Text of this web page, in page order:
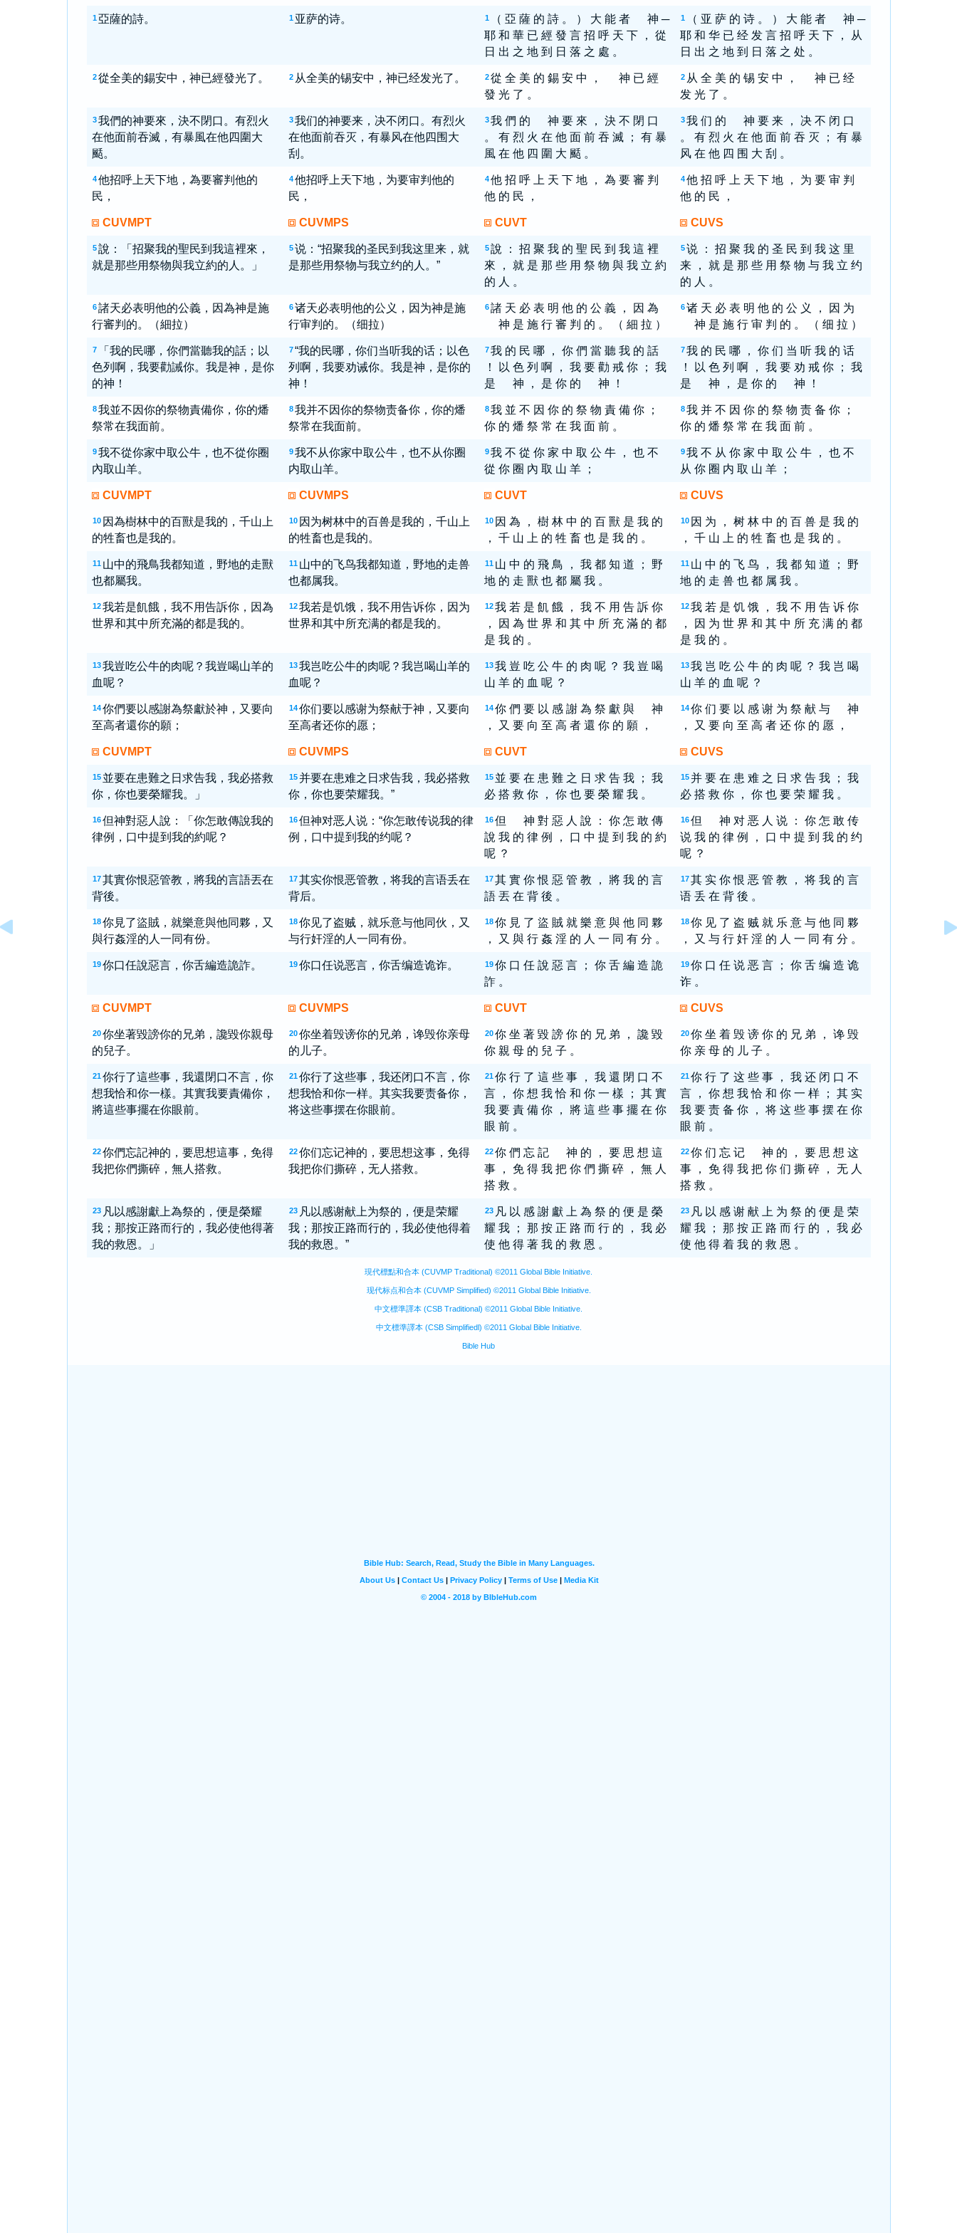
1 亞薩的詩。 1 亚萨的诗。 1
（ 亞 薩 的 詩 。 ） 大 能 者 神 ─
耶 和 華 已 經 發 言 招 呼 天 下 ， 從
日 出 之 地 到 日 落 之 處 。
1
（ 亚 萨 的 诗 。 ） 大 能 者 神 ─
耶 和 华 已 经 发 言 招 呼 天 下 ， 从
日 出 之 地 到 日 落 之 处 。
2 從全美的錫安中，神已經發光了。 2 从全美的锡安中，神已经发光了。 2 從 全 美 的 錫 安 中 ， 神 已 經
發 光 了 。
2 从 全 美 的 锡 安 中 ， 神 已 经
发 光 了 。
3 我們的神要來，決不閉口。有烈火
在他面前吞滅，有暴風在他四圍大
颳。
3 我们的神要来，决不闭口。有烈火
在他面前吞灭，有暴风在他四围大
刮。
3 我 們 的 神 要 來 ， 決 不 閉 口
。 有 烈 火 在 他 面 前 吞 滅 ； 有 暴
風 在 他 四 圍 大 颳 。
3 我 们 的 神 要 来 ， 决 不 闭 口
。 有 烈 火 在 他 面 前 吞 灭 ； 有 暴
风 在 他 四 围 大 刮 。
4 他招呼上天下地，為要審判他的
民，
4 他招呼上天下地，为要审判他的
民，
4 他 招 呼 上 天 下 地 ， 為 要 審 判
他 的 民 ，
4 他 招 呼 上 天 下 地 ， 为 要 审 判
他 的 民 ，
CUVMPT CUVMPS CUVT CUVS
5 說：「招聚我的聖民到我這裡來，
就是那些用祭物與我立約的人。」
5 说：“招聚我的圣民到我这里来，就
是那些用祭物与我立约的人。”
5 說 ： 招 聚 我 的 聖 民 到 我 這 裡
來 ， 就 是 那 些 用 祭 物 與 我 立 約
的 人 。
5 说 ： 招 聚 我 的 圣 民 到 我 这 里
来 ， 就 是 那 些 用 祭 物 与 我 立 约
的 人 。
6 諸天必表明他的公義，因為神是施
行審判的。（細拉）
6 诸天必表明他的公义，因为神是施
行审判的。（细拉）
6 諸 天 必 表 明 他 的 公 義 ， 因 為
神 是 施 行 審 判 的 。 （ 細 拉 ）
6 诸 天 必 表 明 他 的 公 义 ， 因 为
神 是 施 行 审 判 的 。 （ 细 拉 ）
7
「我的民哪，你們當聽我的話；以
色列啊，我要勸誡你。我是神，是你
的神！
7 “我的民哪，你们当听我的话；以色
列啊，我要劝诫你。我是神，是你的
神！
7 我 的 民 哪 ， 你 們 當 聽 我 的 話
！ 以 色 列 啊 ， 我 要 勸 戒 你 ； 我
是 神 ， 是 你 的 神 ！
7 我 的 民 哪 ， 你 们 当 听 我 的 话
！ 以 色 列 啊 ， 我 要 劝 戒 你 ； 我
是 神 ， 是 你 的 神 ！
8 我並不因你的祭物責備你，你的燔
祭常在我面前。
8 我并不因你的祭物责备你，你的燔
祭常在我面前。
8 我 並 不 因 你 的 祭 物 責 備 你 ；
你 的 燔 祭 常 在 我 面 前 。
8 我 并 不 因 你 的 祭 物 责 备 你 ；
你 的 燔 祭 常 在 我 面 前 。
9 我不從你家中取公牛，也不從你圈
內取山羊。
9 我不从你家中取公牛，也不从你圈
内取山羊。
9 我 不 從 你 家 中 取 公 牛 ， 也 不
從 你 圈 內 取 山 羊 ；
9 我 不 从 你 家 中 取 公 牛 ， 也 不
从 你 圈 内 取 山 羊 ；
CUVMPT CUVMPS CUVT CUVS
10 因為樹林中的百獸是我的，千山上
的牲畜也是我的。
10 因为树林中的百兽是我的，千山上
的牲畜也是我的。
10 因 為 ， 樹 林 中 的 百 獸 是 我 的
， 千 山 上 的 牲 畜 也 是 我 的 。
10 因 为 ， 树 林 中 的 百 兽 是 我 的
， 千 山 上 的 牲 畜 也 是 我 的 。
11 山中的飛鳥我都知道，野地的走獸
也都屬我。
11 山中的飞鸟我都知道，野地的走兽
也都属我。
11 山 中 的 飛 鳥 ， 我 都 知 道 ； 野
地 的 走 獸 也 都 屬 我 。
11 山 中 的 飞 鸟 ， 我 都 知 道 ； 野
地 的 走 兽 也 都 属 我 。
12 我若是飢餓，我不用告訴你，因為
世界和其中所充滿的都是我的。
12 我若是饥饿，我不用告诉你，因为
世界和其中所充满的都是我的。
12 我 若 是 飢 餓 ， 我 不 用 告 訴 你
， 因 為 世 界 和 其 中 所 充 滿 的 都
是 我 的 。
12 我 若 是 饥 饿 ， 我 不 用 告 诉 你
， 因 为 世 界 和 其 中 所 充 满 的 都
是 我 的 。
13 我豈吃公牛的肉呢？我豈喝山羊的
血呢？
13 我岂吃公牛的肉呢？我岂喝山羊的
血呢？
13 我 豈 吃 公 牛 的 肉 呢 ？ 我 豈 喝
山 羊 的 血 呢 ？
13 我 岂 吃 公 牛 的 肉 呢 ？ 我 岂 喝
山 羊 的 血 呢 ？
14 你們要以感謝為祭獻於神，又要向
至高者還你的願；
14 你们要以感谢为祭献于神，又要向
至高者还你的愿；
14 你 們 要 以 感 謝 為 祭 獻 與 神
， 又 要 向 至 高 者 還 你 的 願 ，
14 你 们 要 以 感 谢 为 祭 献 与 神
， 又 要 向 至 高 者 还 你 的 愿 ，
CUVMPT CUVMPS CUVT CUVS
15 並要在患難之日求告我，我必搭救
你，你也要榮耀我。」
15 并要在患难之日求告我，我必搭救
你，你也要荣耀我。”
15 並 要 在 患 難 之 日 求 告 我 ； 我
必 搭 救 你 ， 你 也 要 榮 耀 我 。
15 并 要 在 患 难 之 日 求 告 我 ； 我
必 搭 救 你 ， 你 也 要 荣 耀 我 。
16 但神對惡人說：「你怎敢傳說我的
律例，口中提到我的約呢？
16 但神对恶人说：“你怎敢传说我的律
例，口中提到我的约呢？
16 但 神 對 惡 人 說 ： 你 怎 敢 傳
說 我 的 律 例 ， 口 中 提 到 我 的 約
呢 ？
16 但 神 对 恶 人 说 ： 你 怎 敢 传
说 我 的 律 例 ， 口 中 提 到 我 的 约
呢 ？
17 其實你恨惡管教，將我的言語丟在
背後。
17 其实你恨恶管教，将我的言语丢在
背后。
17 其 實 你 恨 惡 管 教 ， 將 我 的 言
語 丟 在 背 後 。
17 其 实 你 恨 恶 管 教 ， 将 我 的 言
语 丢 在 背 後 。
18 你見了盜賊，就樂意與他同夥，又
與行姦淫的人一同有份。
18 你见了盗贼，就乐意与他同伙，又
与行奸淫的人一同有份。
18 你 見 了 盜 賊 就 樂 意 與 他 同 夥
， 又 與 行 姦 淫 的 人 一 同 有 分 。
18 你 见 了 盗 贼 就 乐 意 与 他 同 夥
， 又 与 行 奸 淫 的 人 一 同 有 分 。
19 你口任說惡言，你舌編造詭詐。 19 你口任说恶言，你舌编造诡诈。 19 你 口 任 說 惡 言 ； 你 舌 編 造 詭
詐 。
19 你 口 任 说 恶 言 ； 你 舌 编 造 诡
诈 。
CUVMPT CUVMPS CUVT CUVS
20 你坐著毀謗你的兄弟，讒毀你親母
的兒子。
20 你坐着毁谤你的兄弟，谗毁你亲母
的儿子。
20 你 坐 著 毀 謗 你 的 兄 弟 ， 讒 毀
你 親 母 的 兒 子 。
20 你 坐 着 毁 谤 你 的 兄 弟 ， 谗 毁
你 亲 母 的 儿 子 。
21 你行了這些事，我還閉口不言，你
想我恰和你一樣。其實我要責備你，
將這些事擺在你眼前。
21 你行了这些事，我还闭口不言，你
想我恰和你一样。其实我要责备你，
将这些事摆在你眼前。
21 你 行 了 這 些 事 ， 我 還 閉 口 不
言 ， 你 想 我 恰 和 你 一 樣 ； 其 實
我 要 責 備 你 ， 將 這 些 事 擺 在 你
眼 前 。
21 你 行 了 这 些 事 ， 我 还 闭 口 不
言 ， 你 想 我 恰 和 你 一 样 ； 其 实
我 要 责 备 你 ， 将 这 些 事 摆 在 你
眼 前 。
22 你們忘記神的，要思想這事，免得
我把你們撕碎，無人搭救。
22 你们忘记神的，要思想这事，免得
我把你们撕碎，无人搭救。
22 你 們 忘 記 神 的 ， 要 思 想 這
事 ， 免 得 我 把 你 們 撕 碎 ， 無 人
搭 救 。
22 你 们 忘 记 神 的 ， 要 思 想 这
事 ， 免 得 我 把 你 们 撕 碎 ， 无 人
搭 救 。
23 凡以感謝獻上為祭的，便是榮耀
我；那按正路而行的，我必使他得著
我的救恩。」
23 凡以感谢献上为祭的，便是荣耀
我；那按正路而行的，我必使他得着
我的救恩。”
23 凡 以 感 謝 獻 上 為 祭 的 便 是 榮
耀 我 ； 那 按 正 路 而 行 的 ， 我 必
使 他 得 著 我 的 救 恩 。
23 凡 以 感 谢 献 上 为 祭 的 便 是 荣
耀 我 ； 那 按 正 路 而 行 的 ， 我 必
使 他 得 着 我 的 救 恩 。
現代標點和合本 (CUVMP Traditional) ©2011 Global Bible Initiative.
现代标点和合本 (CUVMP Simplified) ©2011 Global Bible Initiative.
中文標準譯本 (CSB Traditional) ©2011 Global Bible Initiative.
中文標準譯本 (CSB Simplifiedl) ©2011 Global Bible Initiative.
Bible Hub